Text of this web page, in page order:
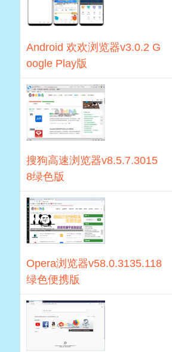
Android 欢欢浏览器v3.0.2 G
oogle Play版
搜狗高速浏览器v8.5.7.3015
8绿色版
Opera浏览器v58.0.3135.118
绿色便携版